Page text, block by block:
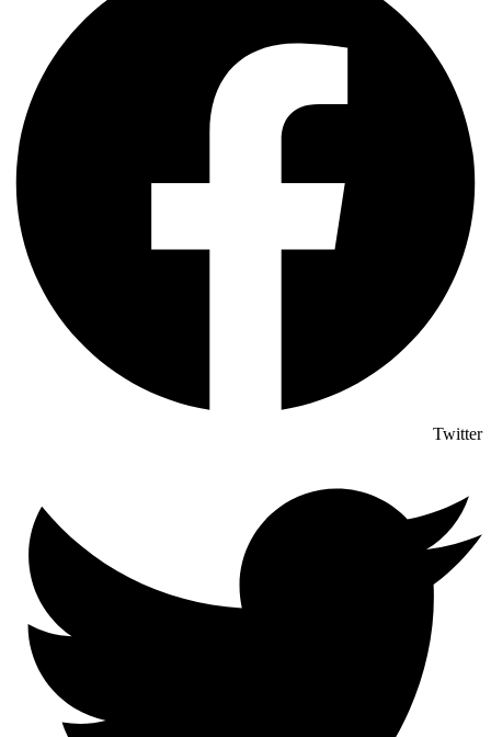
Twitter